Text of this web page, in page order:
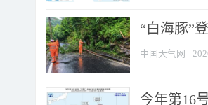
“白海豚”
中国天气网
今年第16